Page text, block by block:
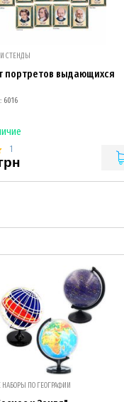
СТЕНДЫ
портретов выдающихся
6016
1
НАБОРЫ ПО ГЕОГРАФИИ